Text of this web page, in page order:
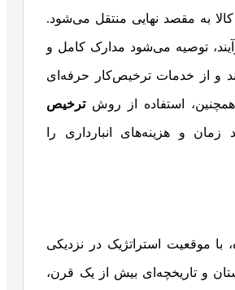
به مقصد نهایی منتقل می‌شود.
توصیه می‌شود مدارک کامل و
و از خدمات ترخیص‌کار حرفه‌ای
همچنین، استفاده از روشترخیص
زمان و هزینه‌های انبارداری را
با موقعیت استراتژیک در نزدیکی
و تاریخچه‌ای بیش از یک قرن،